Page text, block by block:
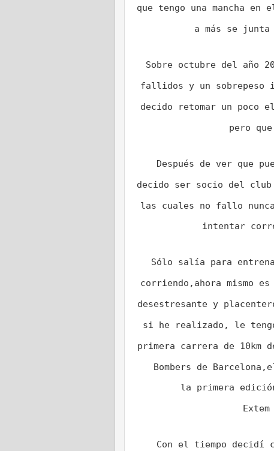
que tengo una mancha en
a más se
Sobre octubre del año
fallidos y un sobrepeso
decido retomar un poco
pero
Después de ver que
decido ser socio del
las cuales no fallo
intentar
Sólo salía para
corriendo,ahora mismo
desestresante y
si he realizado, le
primera carrera de 10km
Bombers de
la primera
Con el tiempo decidí